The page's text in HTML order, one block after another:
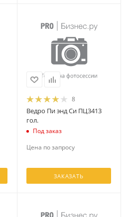
8
Ведро Пи энд Си ПЦ3413
гол.
Под заказ
Цена по запросу
ЗАКАЗАТЬ